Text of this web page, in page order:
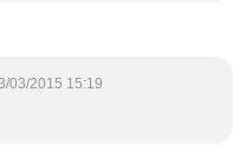
03/2015 15:19